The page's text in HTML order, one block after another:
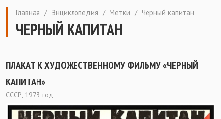
Главная / Энциклопедия / Метки / Черный капитан
ЧЕРНЫЙ КАПИТАН
ПЛАКАТ К ХУДОЖЕСТВЕННОМУ ФИЛЬМУ «ЧЕРНЫЙ
КАПИТАН»
СССР, 1973 год